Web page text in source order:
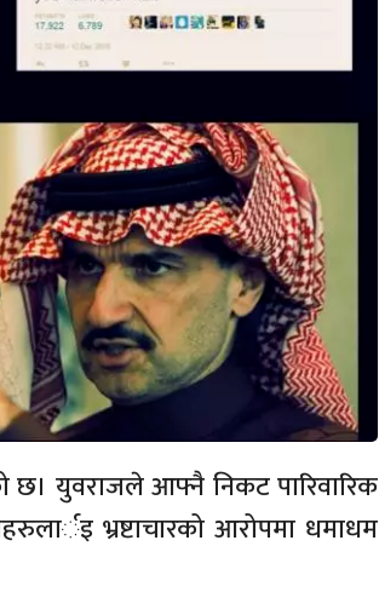
छ। युवराजले आफ्नै निकट पारिवारिक
भ्रष्टाचारको आरोपमा धमाधम